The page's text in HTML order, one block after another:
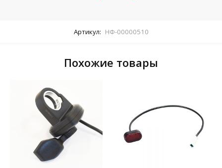
Артикул: НФ-00000510
Похожие товары